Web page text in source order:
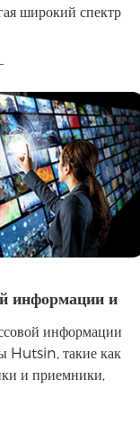
широкий спектр
информации и
информации
Hutsin, такие как
и приемники,